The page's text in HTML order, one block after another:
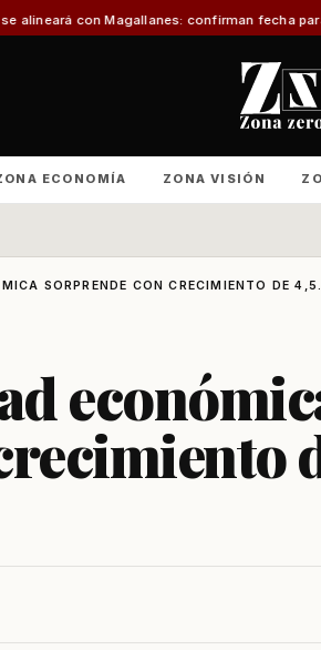
confirman fecha para el cambio al horario
ECONOMÍA ZONA VISIÓN
SORPRENDE CON CRECIMIENTO DE